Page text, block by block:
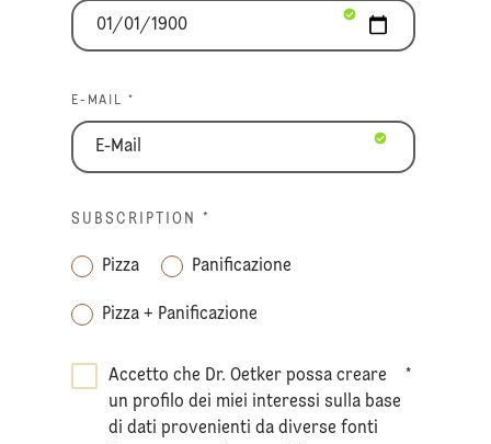
E-MAIL *
SUBSCRIPTION *
Pizza Panificazione
Pizza + Panificazione
Accetto che Dr. Oetker possa creare
un profilo dei miei interessi sulla base
di dati provenienti da diverse fonti
*